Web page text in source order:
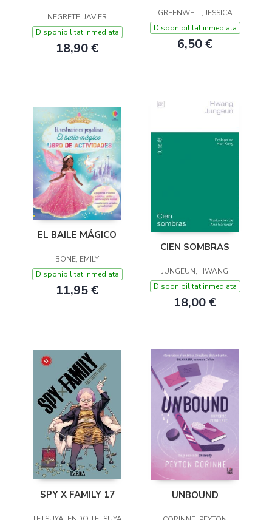
NEGRETE, JAVIER
Disponibilitat inmediata
18,90 €
GREENWELL, JESSICA
Disponibilitat inmediata
6,50 €
EL BAILE MÁGICO
BONE, EMILY
Disponibilitat inmediata
11,95 €
CIEN SOMBRAS
JUNGEUN, HWANG
Disponibilitat inmediata
18,00 €
SPY X FAMILY 17 UNBOUND